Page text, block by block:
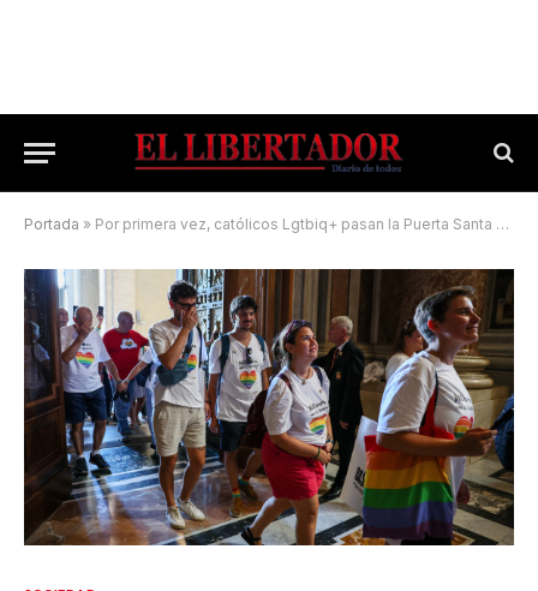
Portada » Por primera vez, católicos Lgtbiq+ pasan la Puerta Santa de San Pedro